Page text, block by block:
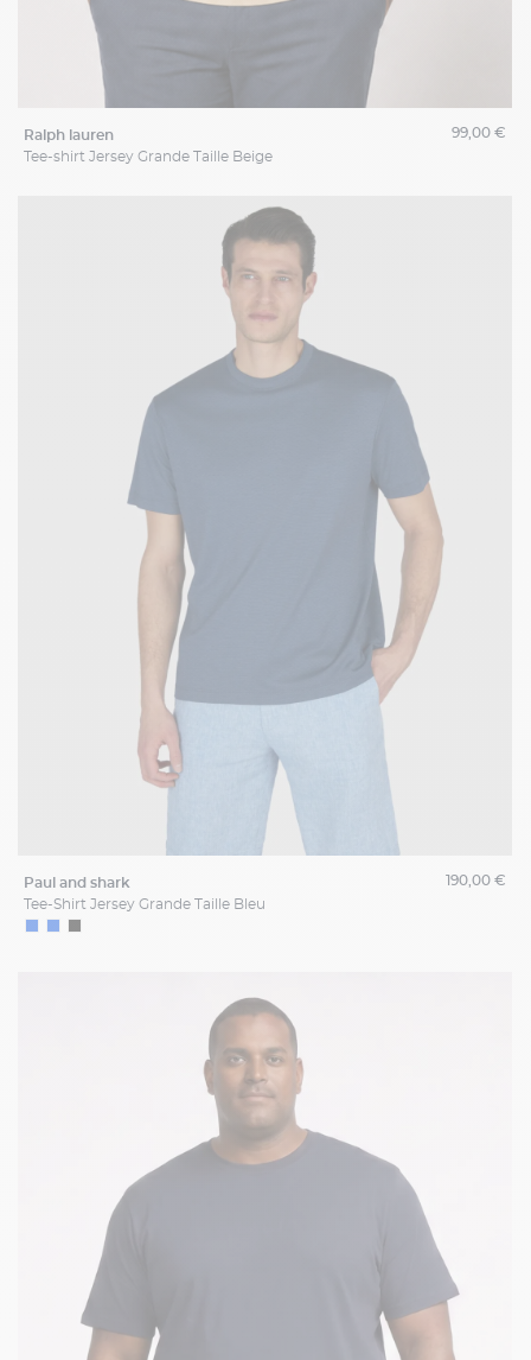
ralph lauren
Tee-shirt Jersey Grande Taille Beige
99,00 €
paul and shark
Tee-Shirt Jersey Grande Taille Bleu
190,00 €